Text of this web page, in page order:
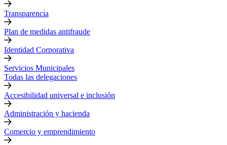
Transparencia
Plan de medidas antifraude
Identidad Corporativa
Servicios Municipales
Todas las delegaciones
Accesibilidad universal e inclusión
Administración y hacienda
Comercio y emprendimiento